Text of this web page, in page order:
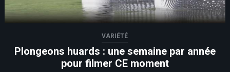
VARIÉTÉ
Plongeons huards : une semaine par année
pour filmer CE moment